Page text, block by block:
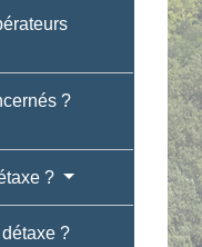
?
?
?